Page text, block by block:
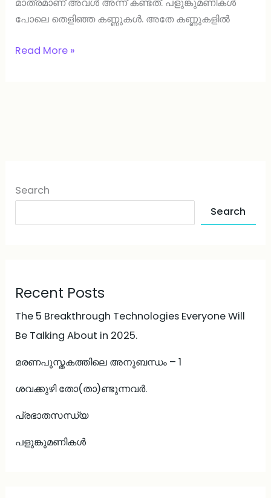
മാത്രമാണ് അവൾ അന്ന് കണ്ടത്. പളുങ്കുമണികൾ
പോലെ തെളിഞ്ഞ കണ്ണുകൾ. അതേ കണ്ണുകളിൽ
Read More »
Search
Search
Recent Posts
The 5 Breakthrough Technologies Everyone Will
Be Talking About in 2025.
മരണപുസ്തകത്തിലെ അനുബന്ധം – 1
ശവക്കുഴി തോ(താ)ണ്ടുന്നവർ.
പ്രഭാതസന്ധ്യ
പളുങ്കുമണികൾ